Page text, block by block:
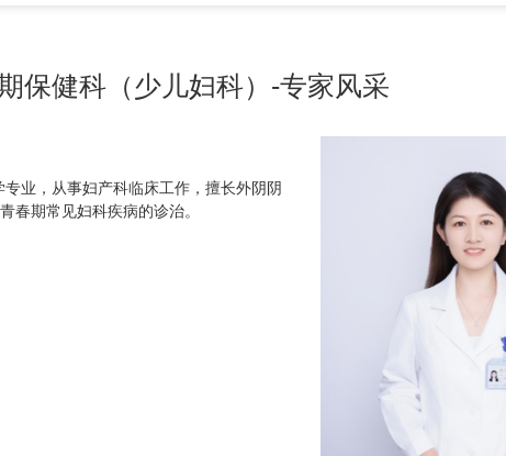
保健科（少儿妇科）-专家风采
业，从事妇产科临床工作，擅长外阴阴
春期常见妇科疾病的诊治。